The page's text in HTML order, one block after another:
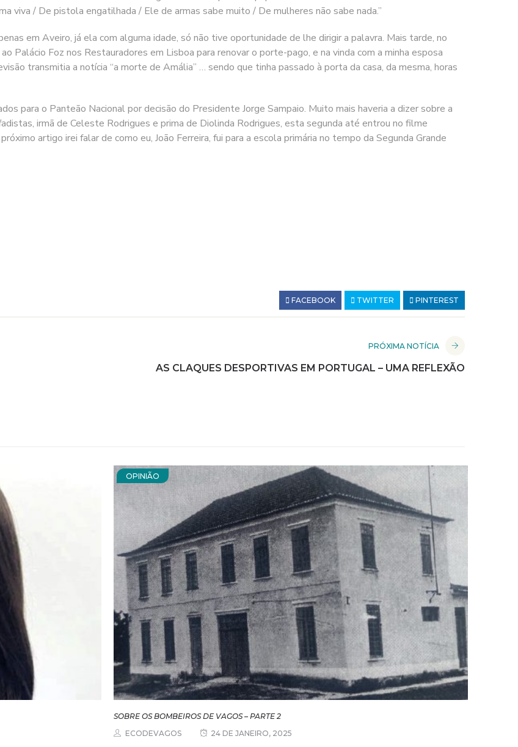
viva / De pistola engatilhada / Ele de armas sabe muito / De mulheres não sabe nada.”
Aveiro, já ela com alguma idade, só não tive oportunidade de lhe dirigir a palavra. Mais tarde, no
Palácio Foz nos Restauradores em Lisboa para renovar o porte-pago, e na vinda com a minha esposa
transmitia a notícia “a morte de Amália” … sendo que tinha passado à porta da casa, da mesma, horas
o Panteão Nacional por decisão do Presidente Jorge Sampaio. Muito mais haveria a dizer sobre a
irmã de Celeste Rodrigues e prima de Diolinda Rodrigues, esta segunda até entrou no filme
artigo irei falar de como eu, João Ferreira, fui para a escola primária no tempo da Segunda Grande
FACEBOOK TWITTER PINTEREST
PRÓXIMA NOTÍCIA
AS CLAQUES DESPORTIVAS EM PORTUGAL – UMA REFLEXÃO
OPINIÃO
SOBRE OS BOMBEIROS DE VAGOS – PARTE 2
ECODEVAGOS
24 DE JANEIRO, 2025